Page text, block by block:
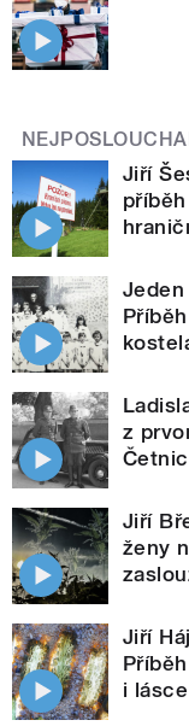
Jiří
z
Jiří
ženy
Jiří
i